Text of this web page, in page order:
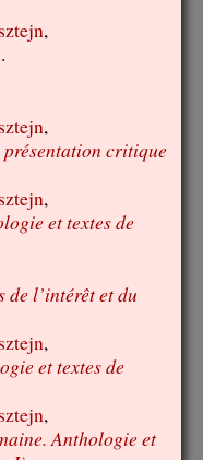
,
.
,
présentation critique
,
et textes de
l’intérêt et du
,
et textes de
,
Anthologie et